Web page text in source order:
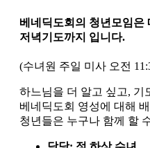
베네딕도회의 청년모임은
저녁기도까지 입니다.
(수녀원 주일 미사 오전
하느님을 더 알고 싶고, 기
베네딕도회 영성에 대해
청년들은 누구나 함께 할